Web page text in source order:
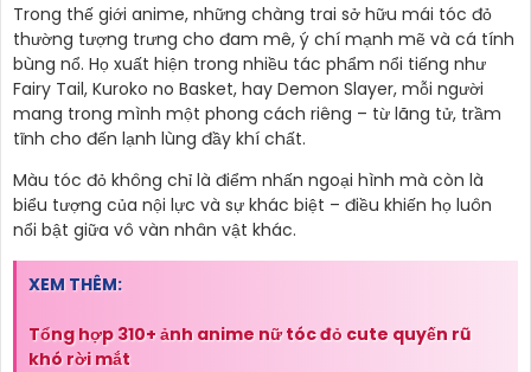
Trong thế giới anime, những chàng trai sở hữu mái tóc đỏ
thường tượng trưng cho đam mê, ý chí mạnh mẽ và cá tính
bùng nổ. Họ xuất hiện trong nhiều tác phẩm nổi tiếng như
Fairy Tail, Kuroko no Basket, hay Demon Slayer, mỗi người
mang trong mình một phong cách riêng – từ lãng tử, trầm
tĩnh cho đến lạnh lùng đầy khí chất.
Màu tóc đỏ không chỉ là điểm nhấn ngoại hình mà còn là
biểu tượng của nội lực và sự khác biệt – điều khiến họ luôn
nổi bật giữa vô vàn nhân vật khác.
XEM THÊM:
Tổng hợp 310+ ảnh anime nữ tóc đỏ cute quyến rũ
khó rời mắt